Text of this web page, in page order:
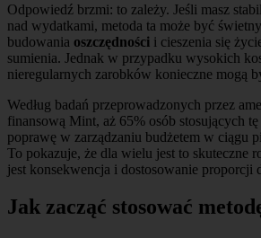
Odpowiedź brzmi: to zależy. Jeśli masz
nad wydatkami, metoda ta może być
budowania oszczędności i cieszenia się
sumienia. Jednak w przypadku wysokich
nieregularnych zarobków konieczne mogą
Według badań przeprowadzonych przez
finansową Mint, aż 65% osób stosujących tę
poprawę w zarządzaniu budżetem w ciągu
To pokazuje, że dla wielu jest to skuteczne
jest konsekwencja i dostosowanie proporcji
Jak zacząć stosować